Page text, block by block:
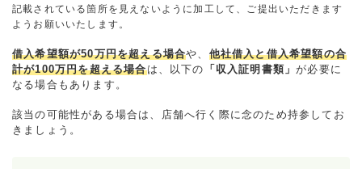
記載されている箇所を見えないように加工して、ご提出いただきます
ようお願いいたします。
借入希望額が50万円を超える場合や、 他社借入と借入希望額の合
計が100万円を超える場合は、以下の 「収入証明書類」が必要に
なる場合もあります。
該当の可能性がある場合は、店舗へ行く際に念のため持参してお
きましょう。